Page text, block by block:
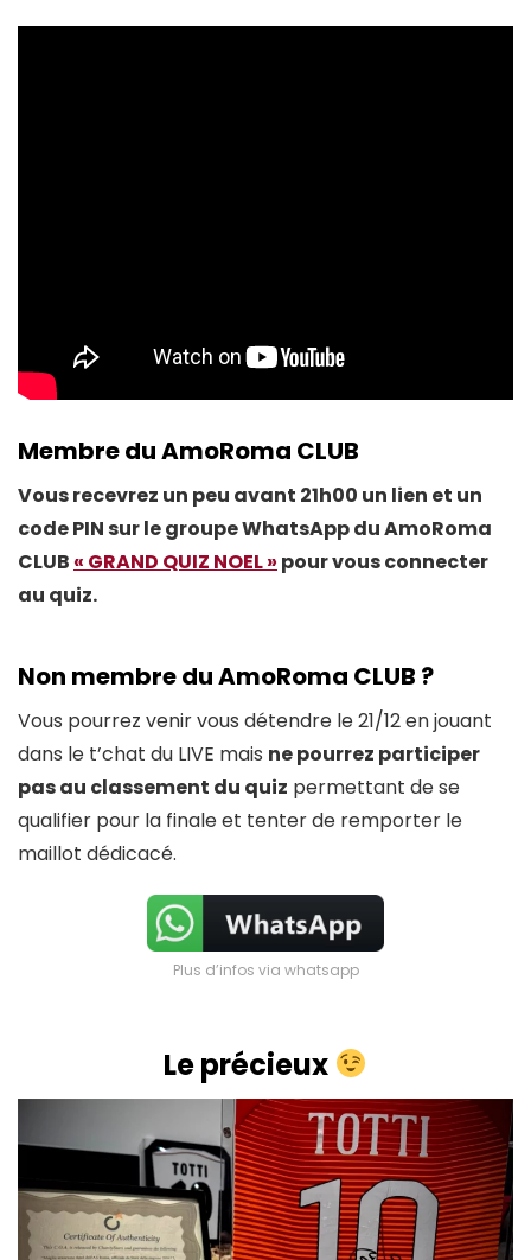
Membre du AmoRoma CLUB
Vous recevrez un peu avant 21h00 un lien et un
code PIN sur le groupe WhatsApp du AmoRoma
CLUB « GRAND QUIZ NOEL » pour vous connecter
au quiz.
Non membre du AmoRoma CLUB ?
Vous pourrez venir vous détendre le 21/12 en jouant
dans le t’chat du LIVE mais ne pourrez participer
pas au classement du quiz permettant de se
qualifier pour la finale et tenter de remporter le
maillot dédicacé.
Plus d’infos via whatsapp
Le précieux